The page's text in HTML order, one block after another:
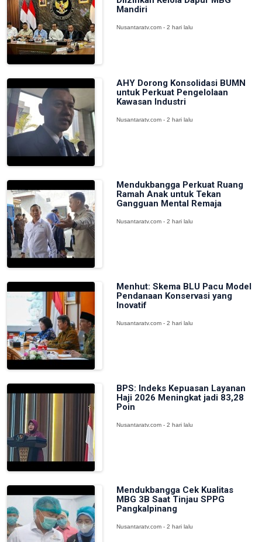
Mandiri
Nusantaratv.com - 2 hari lalu
AHY Dorong Konsolidasi BUMN
untuk Perkuat Pengelolaan
Kawasan Industri
Nusantaratv.com - 2 hari lalu
Mendukbangga Perkuat Ruang
Ramah Anak untuk Tekan
Gangguan Mental Remaja
Nusantaratv.com - 2 hari lalu
Menhut: Skema BLU Pacu Model
Pendanaan Konservasi yang
Inovatif
Nusantaratv.com - 2 hari lalu
BPS: Indeks Kepuasan Layanan
Haji 2026 Meningkat jadi 83,28
Poin
Nusantaratv.com - 2 hari lalu
Mendukbangga Cek Kualitas
MBG 3B Saat Tinjau SPPG
Pangkalpinang
Nusantaratv.com - 2 hari lalu